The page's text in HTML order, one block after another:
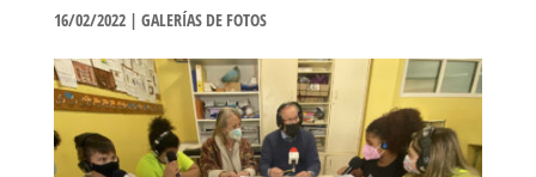
16/02/2022| GALERÍAS DE FOTOS